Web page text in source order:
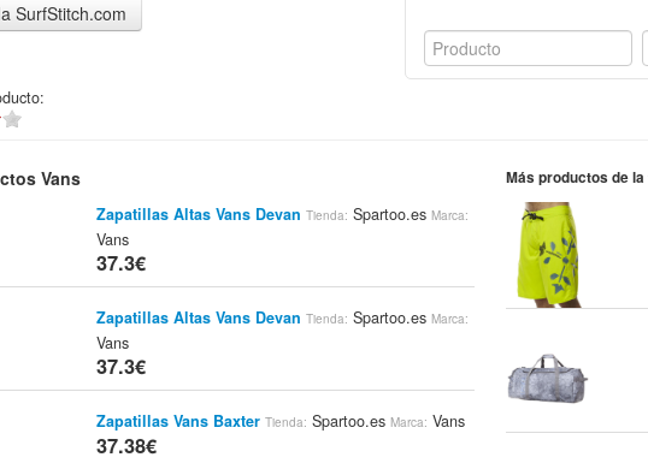
SurfStitch.com
Vans
Zapatillas Altas Vans Devan Tienda: Spartoo.esMarca:
Vans
37.3€
Zapatillas Altas Vans Devan Tienda: Spartoo.esMarca:
Vans
37.3€
Zapatillas Vans Baxter Tienda: Spartoo.esMarca: Vans
37.38€
Más productos de